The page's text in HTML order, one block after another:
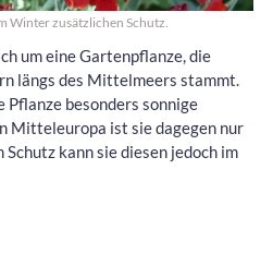
Winter zusätzlichen Schutz.
um eine Gartenpflanze, die
längs des Mittelmeers stammt.
besonders sonnige
Mitteleuropa ist sie dagegen nur
kann sie diesen jedoch im